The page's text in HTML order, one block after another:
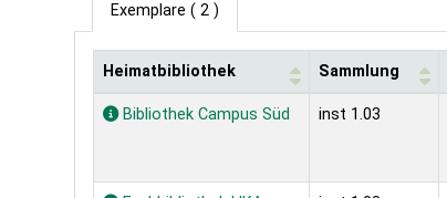
Exemplare ( 2 )
Exemplare
Heimatbibliothek Sammlung
Bibliothek Campus Süd inst 1.03